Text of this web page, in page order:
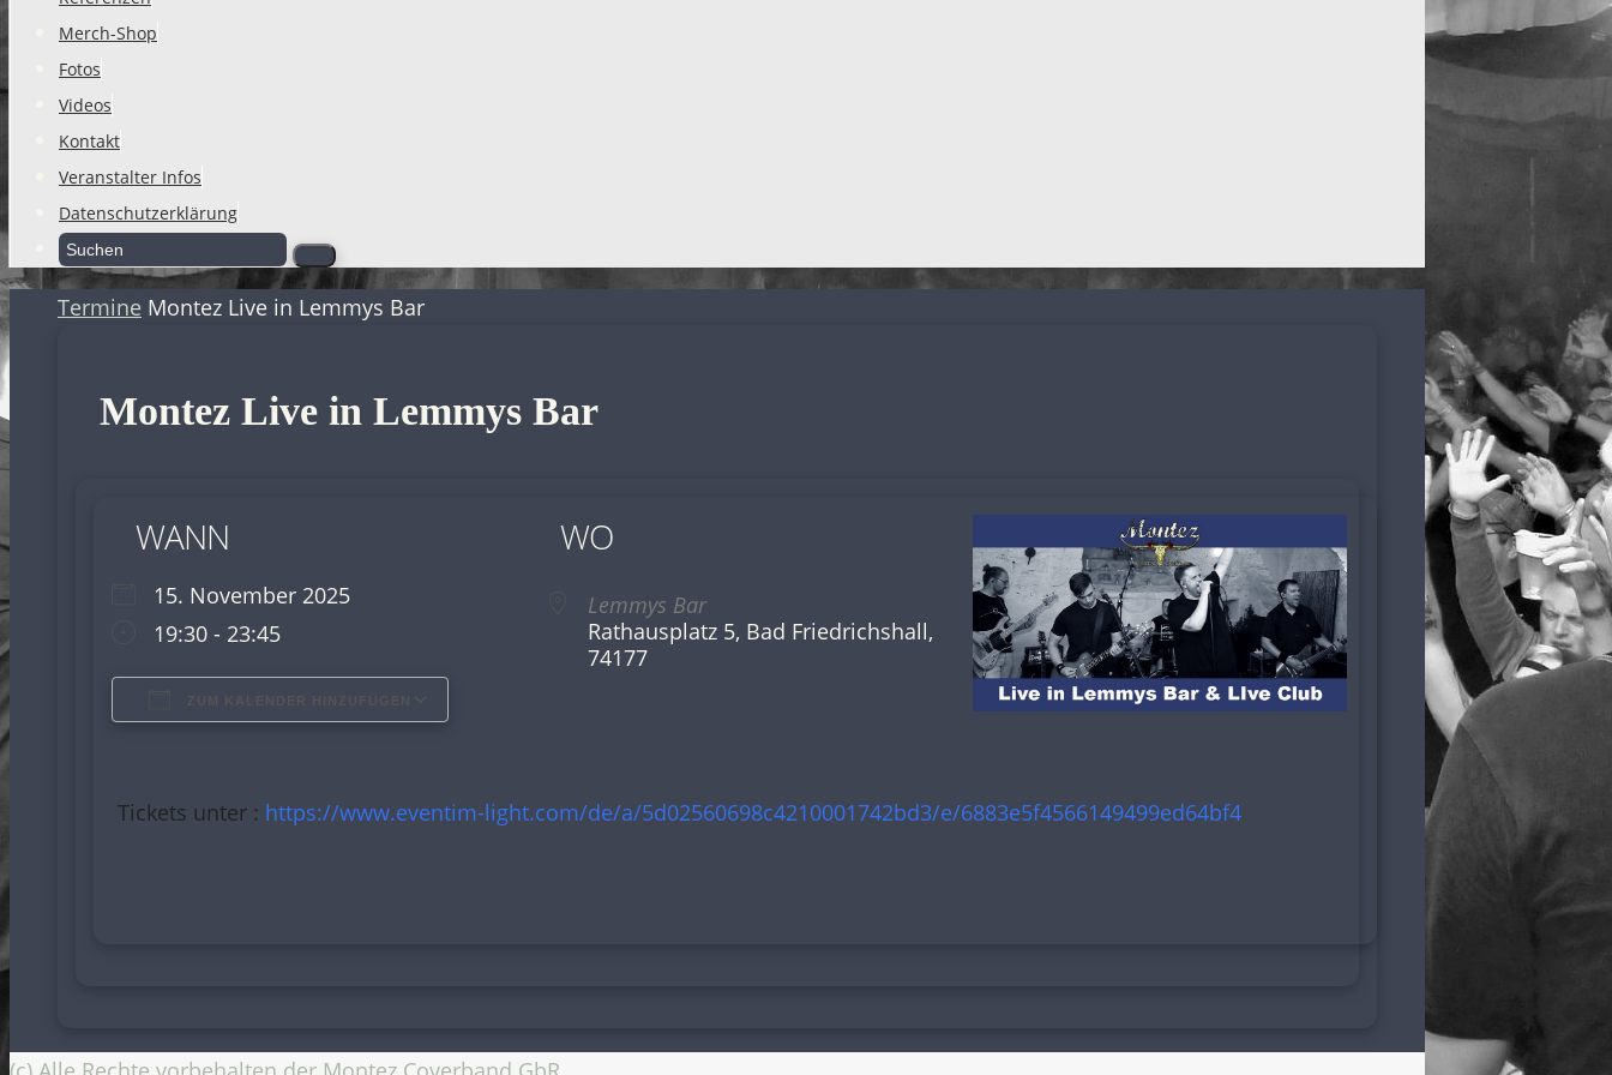
Merch-Shop
Fotos
Videos
Kontakt
Veranstalter Infos
Datenschutzerklärung
Suche
nach:
Suchen
Start
Termine Montez Live in Lemmys Bar
Montez Live in Lemmys Bar
WANN
15. November 2025
19:30 - 23:45
WO
Lemmys Bar
Rathausplatz 5, Bad Friedrichshall,
74177
Tickets unter : https://www.eventim-light.com/de/a/5d02560698c4210001742bd3/e/6883e5f4566149499ed64bf4